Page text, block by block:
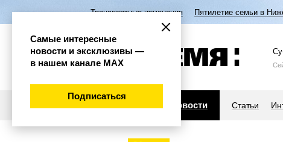
Транспортные изменения Пятилетие семьи в
Новости Статьи
Самые интересные
новости и эксклюзивы —
в нашем канале МАХ
Подписаться